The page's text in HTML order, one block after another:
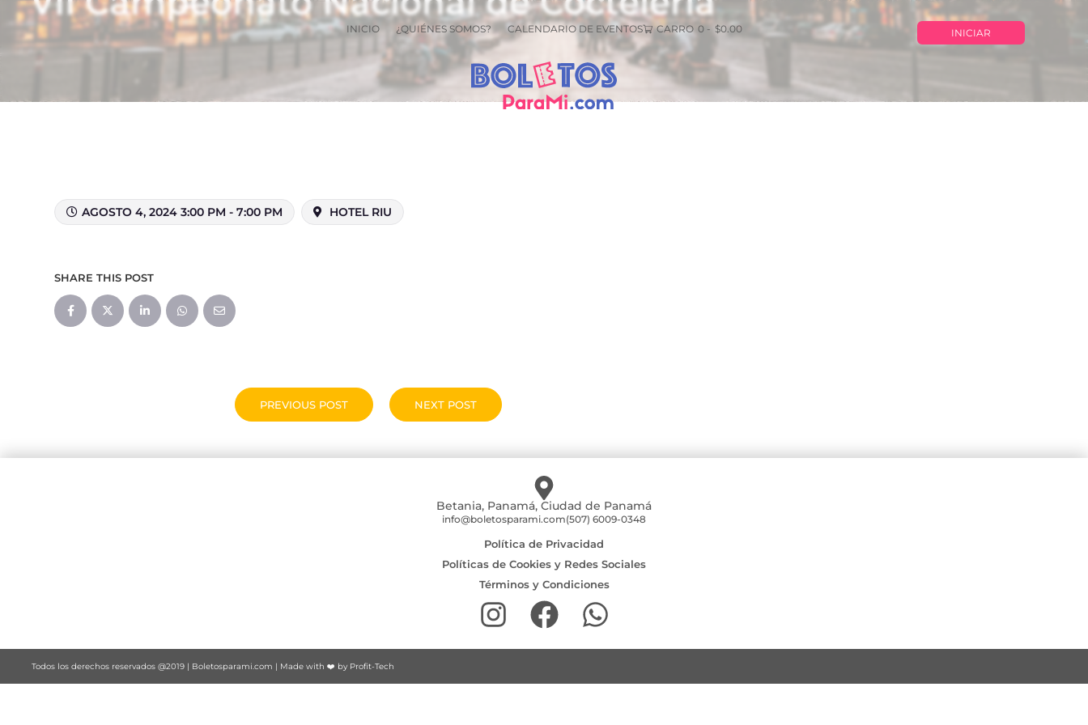
INICIO ¿QUIÉNES SOMOS? CALENDARIO DE EVENTOS CARRO 0- $0.00 INICIAR
AGOSTO 4, 2024 3:00 PM - 7:00 PM HOTEL RIU
SHARE THIS POST
PREVIOUS POST NEXT POST
Betania, Panamá, Ciudad de Panamá
info@boletosparami.com(507) 6009-0348
Política de Privacidad
Políticas de Cookies y Redes Sociales
Términos y Condiciones
Todos los derechos reservados @2019 | Boletosparami.com | Made with ❤️ by Profit-Tech